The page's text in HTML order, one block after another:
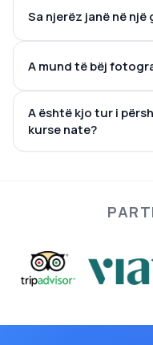
Sa njerëz janë në një
A mund të bëj
A është kjo tur i
kurse nate?